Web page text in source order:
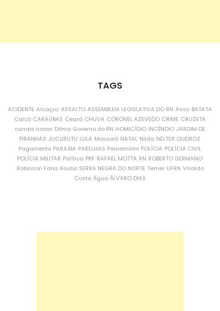
TAGS
ACIDENTE Alcaçuz ASSALTO ASSEMBLEIA LEGISLATIVA DO RN Assu BATATA
Caicó CARAÚBAS Ceará CHUVA CORONEL AZEVEDO CRIME CRUZETA
currais novos Dilma Governo do RN HOMICÍDIO INCÊNDIO JARDIM DE
PIRANHAS JUCURUTU LULA Mossoró NATAL Nilda NÉLTER QUEIROZ
Pagamento PARAÍBA PARELHAS Parnamirim POLÍCIA POLÍCIA CIVIL
POLÍCIA MILITAR Política PRF RAFAEL MOTTA RN ROBERTO GERMANO
Robinson Faria Roubo SERRA NEGRA DO NORTE Temer UFRN Vivaldo
Costa Água ÁLVARO DIAS